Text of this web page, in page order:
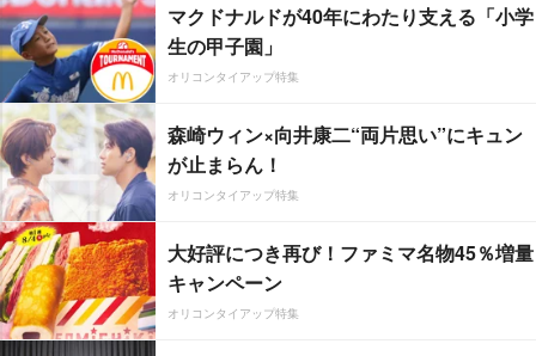
マクドナルドが40年にわたり支える「小学
生の甲子園」
オリコンタイアップ特集
森崎ウィン×向井康二“両片思い”にキュン
が止まらん！
オリコンタイアップ特集
大好評につき再び！ファミマ名物45％増量
キャンペーン
オリコンタイアップ特集